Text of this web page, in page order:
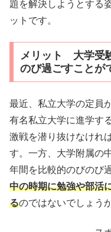
題を解決しようとする
ットです。
メリット 大学受
のび過ごすことが
最近、私立大学の定員
有名私立大学に進学す
激戦を潜り抜けなけれ
す。一方、大学附属の
年間を比較的のびのび
中の時期に勉強や部活
るのではないでしょうか